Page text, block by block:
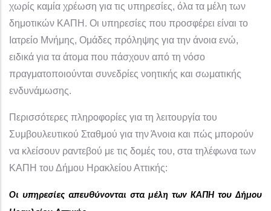
χωρίς καμία χρέωση για τις υπηρεσίες, όλα τα μέλη των
δημοτικών ΚΑΠΗ. Οι υπηρεσίες που προσφέρει είναι το
Ιατρείο Μνήμης, Ομάδες πρόληψης για την άνοια ενώ,
ειδικά για τα άτομα που πάσχουν από τη νόσο
πραγματοποιούνται συνεδρίες νοητικής και σωματικής
ενδυνάμωσης.
Περισσότερες πληροφορίες για τη λειτουργία του
Συμβουλευτικού Σταθμού για την Άνοια και πώς μπορούν
να κλείσουν ραντεβού με τις δομές του, στα τηλέφωνα των
ΚΑΠΗ του Δήμου Ηρακλείου Αττικής:
Οι υπηρεσίες απευθύνονται στα μέλη των ΚΑΠΗ του Δήμου